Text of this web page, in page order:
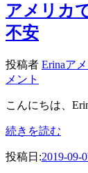
アメリカ
不安
投稿者 Erinaア
メント
こんにちは、
続きを読む
投稿日:2019-09-